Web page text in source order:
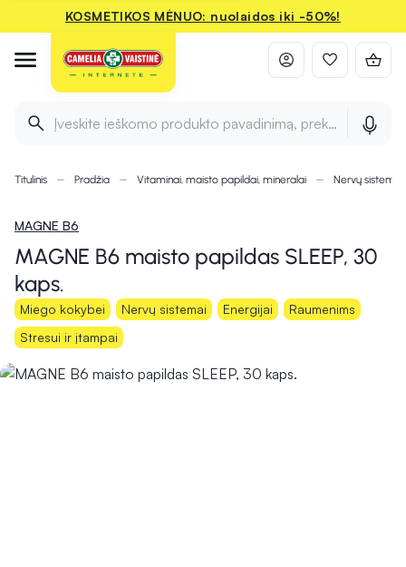
KOSMETIKOS MĖNUO: nuolaidos iki -50%!
Įveskite ieškomo produkto pavadinimą, prekės ženklą ir
Titulinis Pradžia Vitaminai, maisto papildai, mineralai Nervų sistemai
MAGNE B6
MAGNE B6 maisto papildas SLEEP, 30
kaps.
Miego kokybei Nervų sistemai Energijai
Raumenims
Stresui ir įtampai